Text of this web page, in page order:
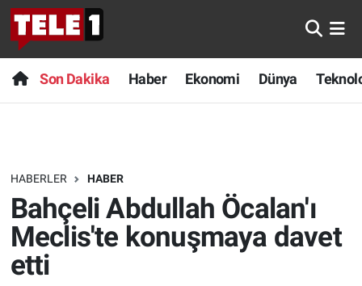
Son Dakika Haber Ekonomi Dünya
HABERLER HABER
Bahçeli Abdullah Öcalan'ı
Meclis'te konuşmaya davet
etti
Anında Manşet
Başka Sohbetler
Bilim turu
Bilim ve Teknoloji Evreni
Doğa Konuşuyor
Son Dakika
Haber
Dünya
Teknoloji
Sağlık
Nöbetçi Eczaneler
Hava Durumu
Trafik Durumu
Süper Lig Puan Durumu ve Fikstür
Tüm Manşetler